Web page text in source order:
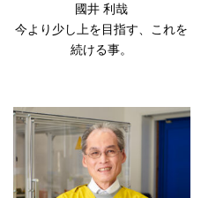
國井 利哉
今より少し上を目指す、これを
続ける事。